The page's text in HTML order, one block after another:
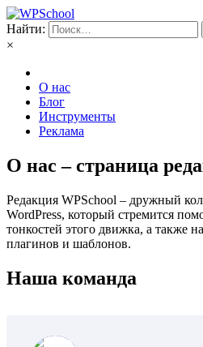
Найти:
×
О нас
Блог
Инструменты
Реклама
О нас – страница
Редакция WPSchool – дружный
WordPress, который стремится
тонкостей этого движка, а также
плагинов и шаблонов.
Наша команда